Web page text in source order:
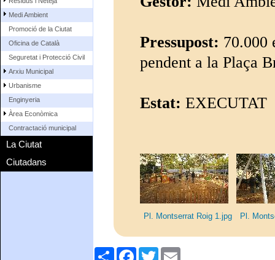
Medi Ambient
Promoció de la Ciutat
Oficina de Català
Seguretat i Protecció Civil
Arxiu Municipal
Urbanisme
Enginyeria
Àrea Econòmica
Contractació municipal
La Ciutat
Ciutadans
Pressupost: 70.000
pendent a la Plaça
Estat:EXECUTAT
Pl. Montserrat Roig 1.jpg Pl.
ComparteixFacebookTwitter